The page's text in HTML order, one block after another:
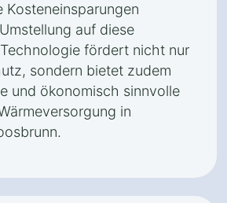
Kosteneinsparungen
auf diese
fördert nicht nur
sondern bietet zudem
und ökonomisch sinnvolle
in